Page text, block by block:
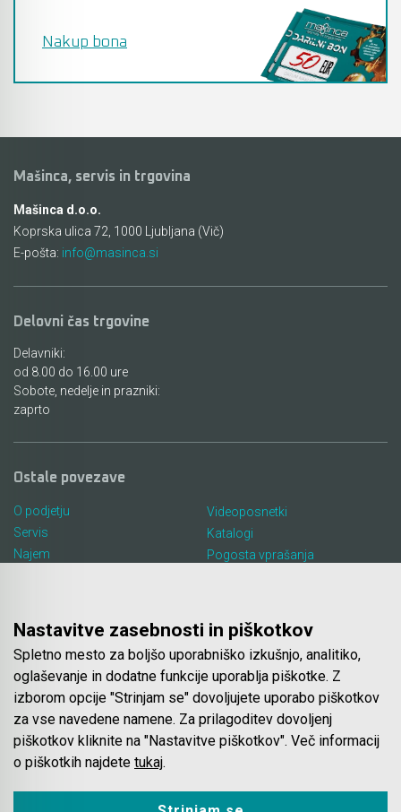
Nakup bona
Mašinca, servis in trgovina
Mašinca d.o.o.
Koprska ulica 72, 1000 Ljubljana (Vič)
E-pošta: info@masinca.si
Delovni čas trgovine
Delavniki:
od 8.00 do 16.00 ure
Sobote, nedelje in prazniki:
zaprto
Ostale povezave
O podjetju
Servis
Najem
Videoposnetki
Katalogi
Pogosta vprašanja
Spletna trgovina
Pogoji poslovanja
Plačila
Odstop od nakupa
Dostava
Nastavitve zasebnosti in piškotkov
Spletno mesto za boljšo uporabniško izkušnjo, analitiko,
oglaševanje in dodatne funkcije uporablja piškotke. Z
izborom opcije "Strinjam se" dovoljujete uporabo piškotkov
za vse navedene namene. Za prilagoditev dovoljenj
piškotkov kliknite na "Nastavitve piškotkov". Več informacij
o piškotkih najdete tukaj.